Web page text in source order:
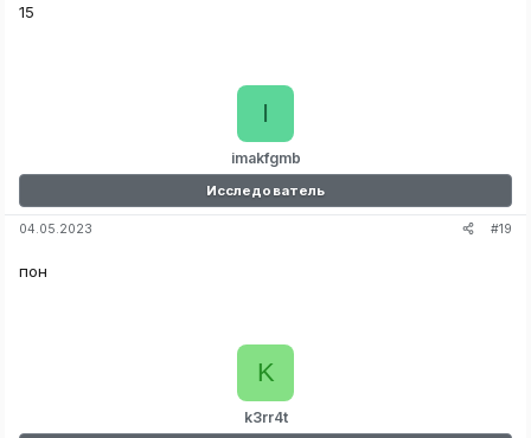
15
imakfgmb
I
Исследователь
04.05.2023 #19
пон
k3rr4t
K